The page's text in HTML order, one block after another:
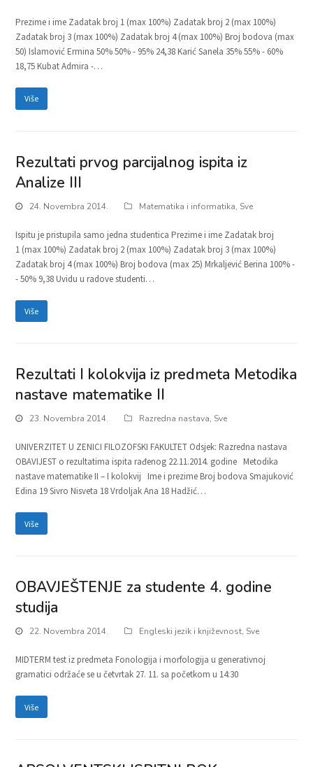
Prezime i ime Zadatak broj 1 (max 100%) Zadatak broj 2 (max 100%)
Zadatak broj 3 (max 100%) Zadatak broj 4 (max 100%) Broj bodova (max
50) Islamović Ermina 50% 50% - 95% 24,38 Karić Sanela 35% 55% - 60%
18,75 Kubat Admira -…
Više
Rezultati prvog parcijalnog ispita iz
Analize III
24. Novembra 2014. Matematika i informatika, Sve
Ispitu je pristupila samo jedna studentica Prezime i ime Zadatak broj
1 (max 100%) Zadatak broj 2 (max 100%) Zadatak broj 3 (max 100%)
Zadatak broj 4 (max 100%) Broj bodova (max 25) Mrkaljević Berina 100% -
- 50% 9,38 Uvidu u radove studenti…
Više
Rezultati I kolokvija iz predmeta Metodika
nastave matematike II
23. Novembra 2014. Razredna nastava, Sve
UNIVERZITET U ZENICI FILOZOFSKI FAKULTET Odsjek: Razredna nastava
OBAVIJEST o rezultatima ispita rađenog 22.11.2014. godine Metodika
nastave matematike II – I kolokvij Ime i prezime Broj bodova Smajuković
Edina 19 Sivro Nisveta 18 Vrdoljak Ana 18 Hadžić…
Više
OBAVJEŠTENJE za studente 4. godine
studija
22. Novembra 2014. Engleski jezik i književnost, Sve
MIDTERM test iz predmeta Fonologija i morfologija u generativnoj
gramatici održaće se u četvrtak 27. 11. sa početkom u 14:30
Više